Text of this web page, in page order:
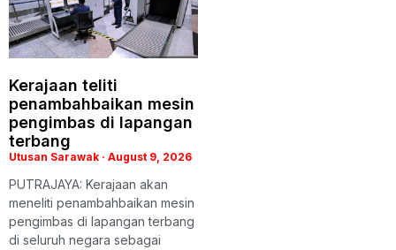
Kerajaan teliti
penambahbaikan mesin
pengimbas di lapangan
terbang
Utusan Sarawak August 9, 2026
PUTRAJAYA: Kerajaan akan
meneliti penambahbaikan mesin
pengimbas di lapangan terbang
di seluruh negara sebagai